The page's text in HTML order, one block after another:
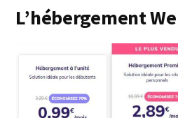
L’hébergement